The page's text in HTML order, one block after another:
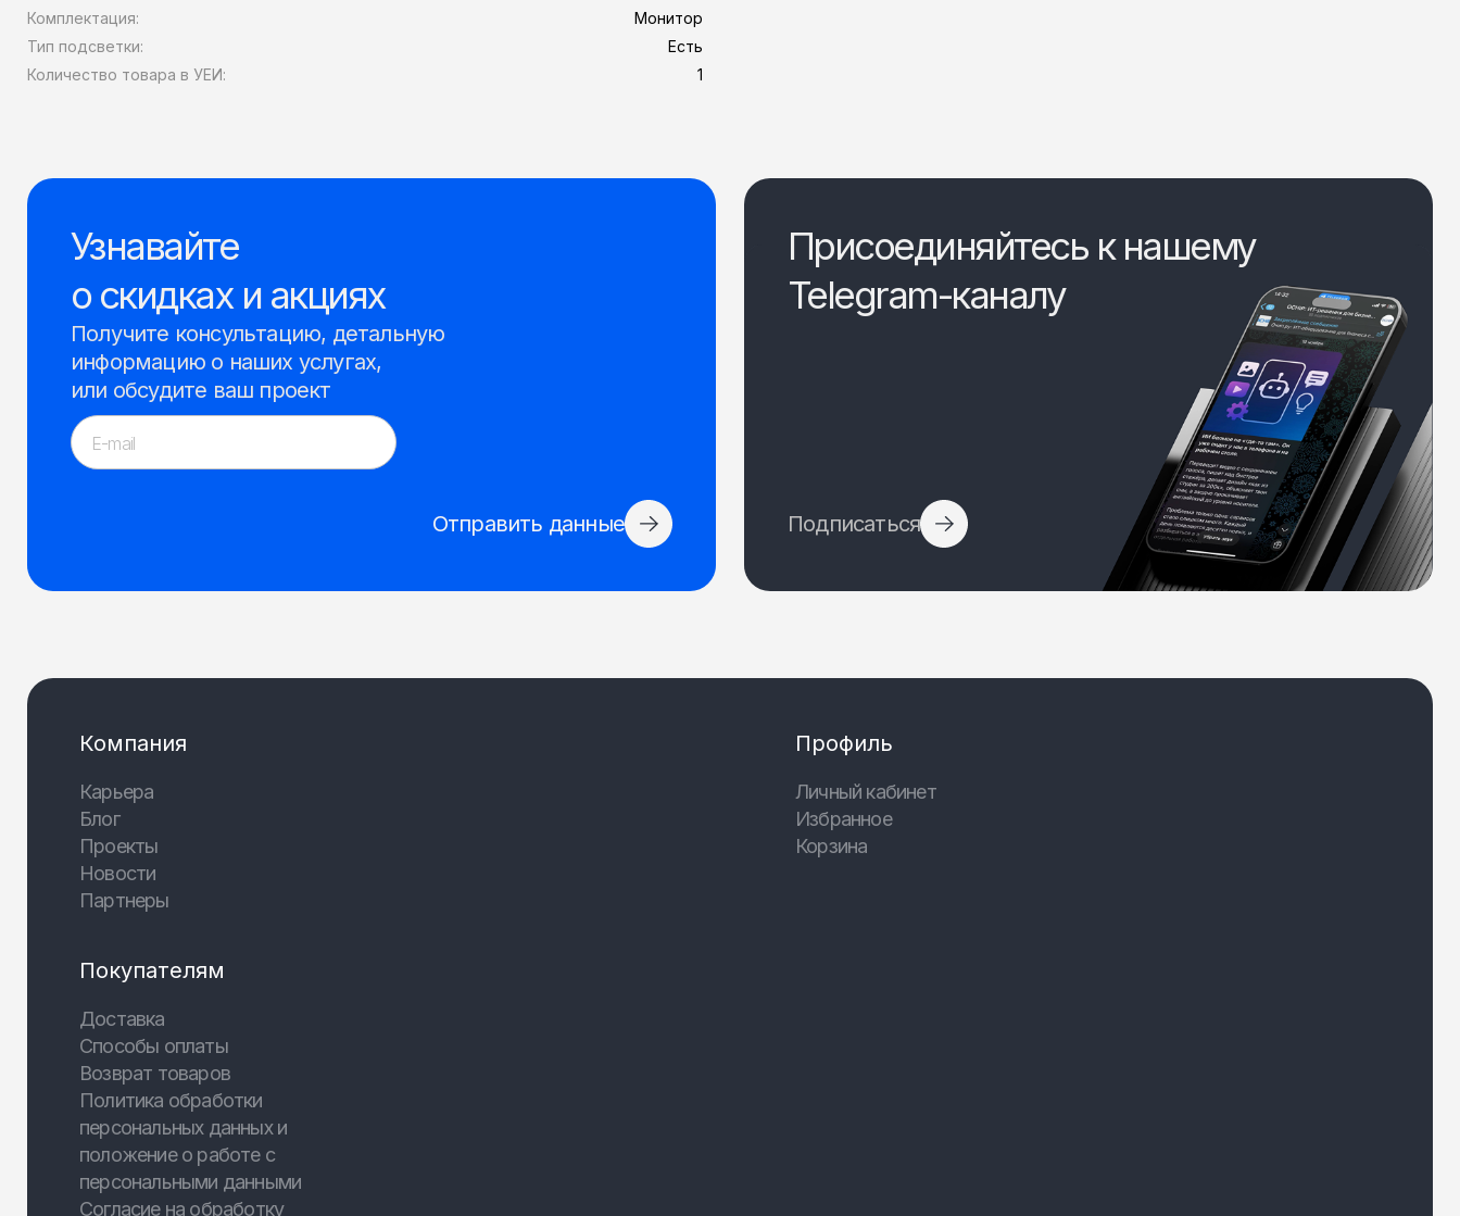
Комплектация:
Монитор
Тип подсветки:
Есть
Количество товара в УЕИ:
1
Узнавайте
о скидках и акциях
Получите консультацию, детальную
информацию о наших услугах,
или обсудите ваш проект
Отправить данные
Присоединяйтесь к нашему
Telegram-каналу
Подписаться
Компания
Карьера
Блог
Проекты
Новости
Партнеры
Покупателям
Доставка
Способы оплаты
Возврат товаров
Политика обработки
персональных данных и
положение о работе с
персональными данными
Согласие на обработку
Профиль
Личный кабинет
Избранное
Корзина